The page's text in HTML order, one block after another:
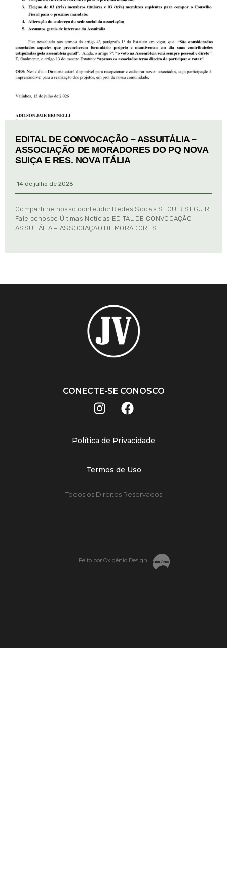
EDITAL DE CONVOCAÇÃO – ASSUITÁLIA –
ASSOCIAÇÃO DE MORADORES DO PQ NOVA
SUIÇA E RES. NOVA ITÁLIA
14 de julho de 2026
Compartilhe nosso conteúdo: Redes Socias SEGUIR SEGUIR
Fale conosco Últimas Notícias EDITAL DE CONVOCAÇÃO –
ASSUITÁLIA – ASSOCIAÇÃO DE MORADORES …
CONECTE-SE CONOSCO
Política de Privacidade
Termos de Uso
Todos os Direitos Reservados
Feito por Oxigênio Design